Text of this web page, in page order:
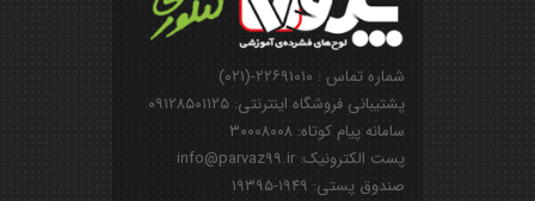
شماره تماس : ۲۲۶۹۱۰۱۰-(۰۲۱)
پشتیبانی فروشگاه اینترنتی: ۰۹۱۲۸۵۰۱۱۲۵
سامانه پیام کوتاه: ۳۰۰۰۸۰۰۸
پست الکترونیک: info@parvaz99.ir
صندوق پستی: ۱۹۴۹-۱۹۳۹۵